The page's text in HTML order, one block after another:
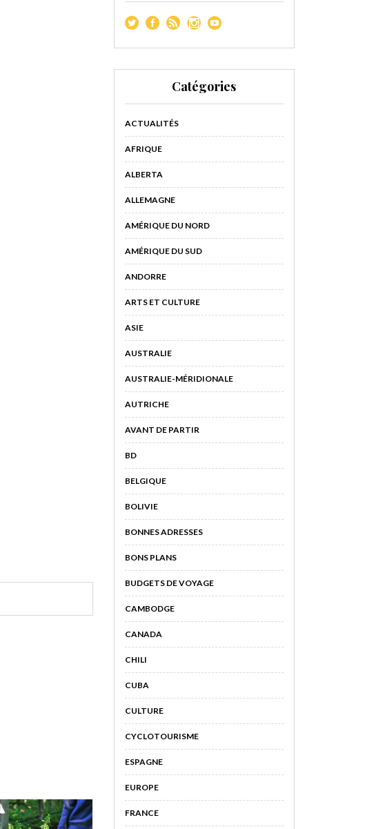
Catégories
ACTUALITÉS
AFRIQUE
ALBERTA
ALLEMAGNE
AMÉRIQUE DU NORD
AMÉRIQUE DU SUD
ANDORRE
ARTS ET CULTURE
ASIE
AUSTRALIE
AUSTRALIE-MÉRIDIONALE
AUTRICHE
AVANT DE PARTIR
BD
BELGIQUE
BOLIVIE
BONNES ADRESSES
BONS PLANS
BUDGETS DE VOYAGE
CAMBODGE
CANADA
CHILI
CUBA
CULTURE
CYCLOTOURISME
ESPAGNE
EUROPE
FRANCE